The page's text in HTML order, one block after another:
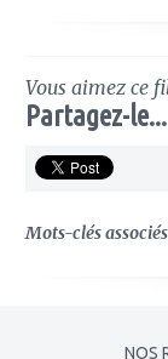
Vous aimez ce
Partagez-le...
Mots-clés
NOS